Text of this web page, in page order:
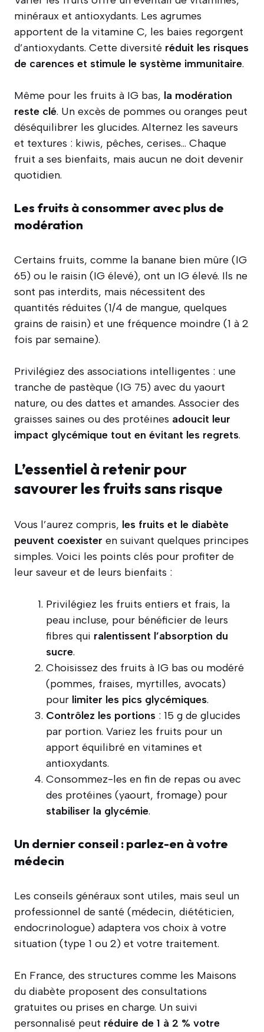
minéraux et antioxydants. Les agrumes
apportent de la vitamine C, les baies regorgent
d’antioxydants. Cette diversité réduit les risques
de carences et stimule le système immunitaire.
Même pour les fruits à IG bas, la modération
reste clé. Un excès de pommes ou oranges peut
déséquilibrer les glucides. Alternez les saveurs
et textures : kiwis, pêches, cerises… Chaque
fruit a ses bienfaits, mais aucun ne doit devenir
quotidien.
Les fruits à consommer avec plus de
modération
Certains fruits, comme la banane bien mûre (IG
65) ou le raisin (IG élevé), ont un IG élevé. Ils ne
sont pas interdits, mais nécessitent des
quantités réduites (1/4 de mangue, quelques
grains de raisin) et une fréquence moindre (1 à 2
fois par semaine).
Privilégiez des associations intelligentes : une
tranche de pastèque (IG 75) avec du yaourt
nature, ou des dattes et amandes. Associer des
graisses saines ou des protéines adoucit leur
impact glycémique tout en évitant les regrets.
L’essentiel à retenir pour
savourer les fruits sans risque
Vous l’aurez compris, les fruits et le diabète
peuvent coexister en suivant quelques principes
simples. Voici les points clés pour profiter de
leur saveur et de leurs bienfaits :
Privilégiez les fruits entiers et frais, la
peau incluse, pour bénéficier de leurs
fibres qui ralentissent l’absorption du
sucre.
Choisissez des fruits à IG bas ou modéré
(pommes, fraises, myrtilles, avocats)
pour limiter les pics glycémiques.
Contrôlez les portions : 15 g de glucides
par portion. Variez les fruits pour un
apport équilibré en vitamines et
antioxydants.
Consommez-les en fin de repas ou avec
des protéines (yaourt, fromage) pour
stabiliser la glycémie.
Un dernier conseil : parlez-en à votre
médecin
Les conseils généraux sont utiles, mais seul un
professionnel de santé (médecin, diététicien,
endocrinologue) adaptera vos choix à votre
situation (type 1 ou 2) et votre traitement.
En France, des structures comme les Maisons
du diabète proposent des consultations
gratuites ou prises en charge. Un suivi
personnalisé peut réduire de 1 à 2 % votre